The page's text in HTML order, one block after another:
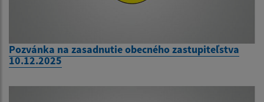
Pozvánka na zasadnutie obecného zastupiteľstva
10.12.2025